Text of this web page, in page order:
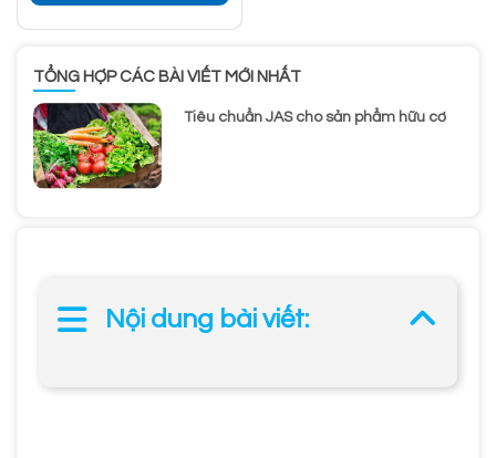
Nội dung bài viết:
TỔNG HỢP CÁC BÀI VIẾT MỚI NHẤT
Tiêu chuẩn JAS cho sản phẩm hữu cơ